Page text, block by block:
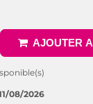
AJOUTER
08/2026